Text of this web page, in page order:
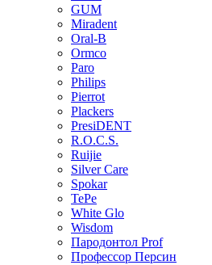
GUM
Miradent
Oral-B
Ormco
Paro
Philips
Pierrot
Plackers
PresiDENT
R.O.C.S.
Ruijie
Silver Care
Spokar
TePe
White Glo
Wisdom
Пародонтол Prof
Профессор Персин